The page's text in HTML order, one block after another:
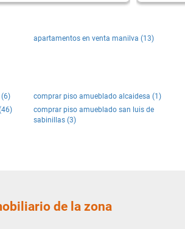
apartamentos en venta manilva (13)
comprar piso amueblado alcaidesa (1)
comprar piso amueblado san luis de
sabinillas (3)
de la zona